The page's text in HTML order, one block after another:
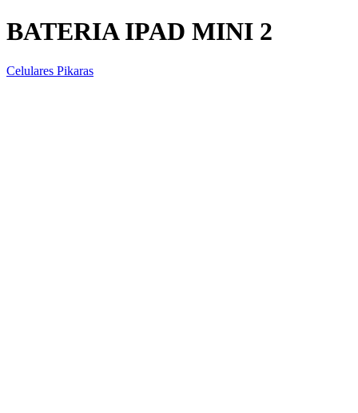
BATERIA IPAD MINI 2
Celulares Pikaras